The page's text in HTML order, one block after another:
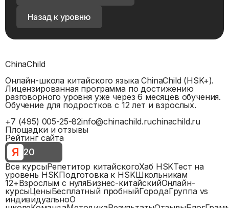
Назад к уровню
ChinaChild
Онлайн-школа китайского языка ChinaChild (HSK+).
Лицензированная программа по достижению
разговорного уровня уже через 6 месяцев обучения.
Обучение для подростков с 12 лет и взрослых.
+7 (495) 005-25-82info@chinachild.ruchinachild.ru
Площадки и отзывы
Рейтинг сайта
Я 20
Все курсыРепетитор китайскогоХаб HSKТест на
уровень HSKПодготовка к HSKШкольникам
12+Взрослым с нуляБизнес-китайскийОнлайн-
курсыЦеныБесплатный пробныйГородаГруппа vs
индивидуальноО